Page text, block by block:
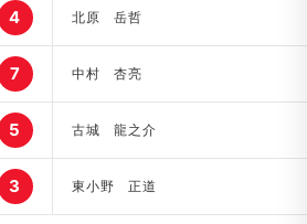
4 北原 岳哲
7 中村 杏亮
5 古城 龍之介
3 東小野 正道